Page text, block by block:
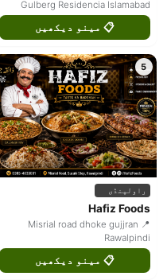
Gulberg Residencia Islamabad
📋 مینو دیکھیں
5
راولپنڈی
Hafiz Foods
📍 Misrial road dhoke gujjran
Rawalpindi
📋 مینو دیکھیں